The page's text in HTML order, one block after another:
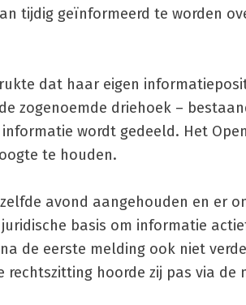
tijdig geïnformeerd te worden
dat haar eigen
zogenoemde driehoek –
wordt gedeeld. Het
te houden.
avond aangehouden en er
basis om informatie
de eerste melding ook niet
rechtszitting hoorde zij pas via de